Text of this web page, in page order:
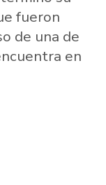
fueron
de una de
en